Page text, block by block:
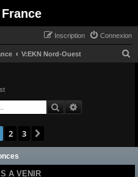
Connexion
Inscription
V:EKN Nord-Ouest
Rechercher
2 3
A VENIR